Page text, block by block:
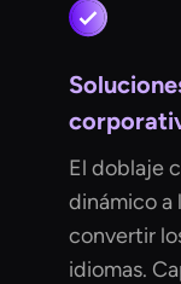
El doblaje
dinámico a
convertir
idiomas.